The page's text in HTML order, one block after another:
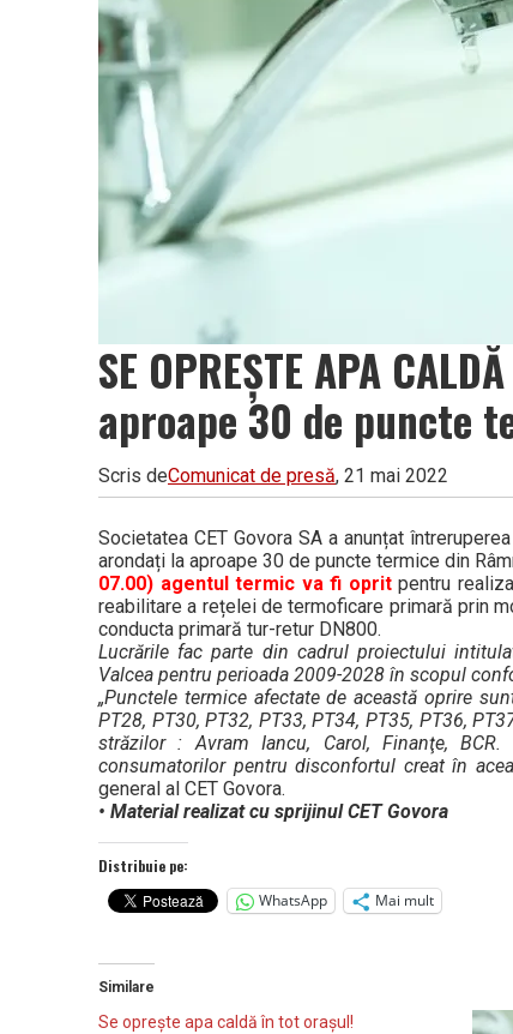
Vâlcea
SE OPREȘTE APA
aproape 30 de puncte
Scris deComunicat de presă, 21 mai 2022
Societatea CET Govora SA a anunțat
arondați la aproape 30 de puncte termice din
07.00) agentul termic va fi opritpentru
reabilitare a rețelei de termoficare primară prin
conducta primară tur-retur DN800.
Lucrările fac parte din cadrul proiectului
Valcea pentru perioada 2009-2028 în scopul
„Punctele termice afectate de această oprire
PT28, PT30, PT32, PT33, PT34, PT35, PT36,
străzilor : Avram Iancu, Carol, Finanţe, BCR.
consumatorilor pentru disconfortul creat în
general al CET Govora.
• Material realizat cu sprijinul CET Govora
Distribuie pe:
WhatsApp
Mai mult
Similare
Se opreşte apa caldă în tot oraşul!